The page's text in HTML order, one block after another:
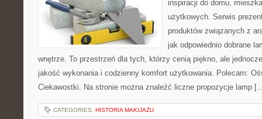
inspiracji do domu,
użytkowych. Serwis
produktów związanych z
jak odpowiednio dobrane
wnętrze. To przestrzeń dla tych, którzy cenią piękno, ale
jakość wykonania i codzienny komfort użytkowania. Polecam:
Ciekawostki. Na stronie można znaleźć liczne propozycje lamp
CATEGORIES: HISTORIA MAKIJAŻU